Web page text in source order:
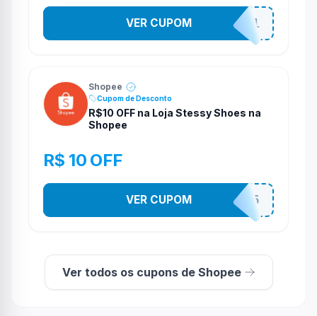
STES2541
VER CUPOM
Shopee
Cupom de Desconto
R$10 OFF na Loja Stessy Shoes na
Shopee
R$ 10 OFF
STES2525
VER CUPOM
Ver todos os cupons de Shopee